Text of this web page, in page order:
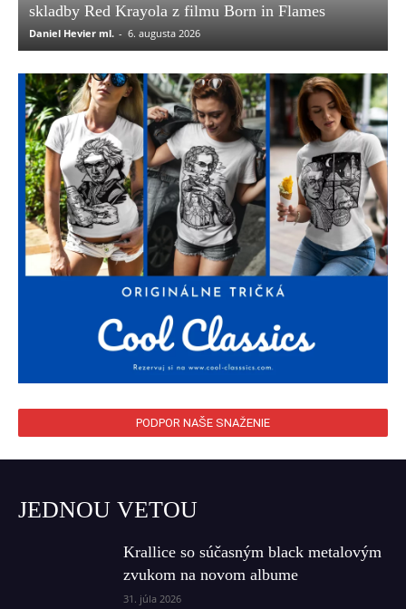
skladby Red Krayola z filmu Born in Flames
Daniel Hevier ml. - 6. augusta 2026
PODPOR NAŠE SNAŽENIE
JEDNOU VETOU
Krallice so súčasným black metalovým
zvukom na novom albume
31. júla 2026